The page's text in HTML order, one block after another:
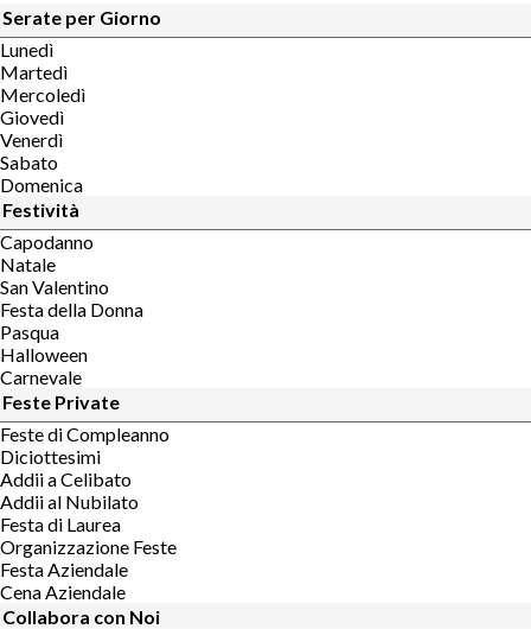
Serate per Giorno
Lunedì
Martedì
Mercoledì
Giovedì
Venerdì
Sabato
Domenica
Festività
Capodanno
Natale
San Valentino
Festa della Donna
Pasqua
Halloween
Carnevale
Feste Private
Feste di Compleanno
Diciottesimi
Addii a Celibato
Addii al Nubilato
Festa di Laurea
Organizzazione Feste
Festa Aziendale
Cena Aziendale
Collabora con Noi